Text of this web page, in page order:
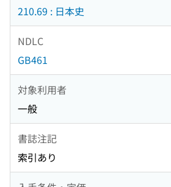
210.69 : 日本史
NDLC
GB461
対象利用者
一般
書誌注記
索引あり